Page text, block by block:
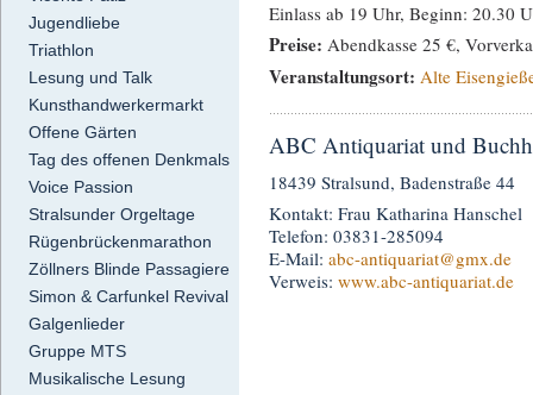
Jugendliebe
Triathlon
Lesung und Talk
Kunsthandwerkermarkt
Offene Gärten
Tag des offenen Denkmals
Voice Passion
Stralsunder Orgeltage
Rügenbrückenmarathon
Zöllners Blinde Passagiere
Simon & Carfunkel Revival
Galgenlieder
Gruppe MTS
Musikalische Lesung
Einlass ab 19 Uhr, Beginn: 20.30
Preise: Abendkasse 25 €,
Veranstaltungsort: Alte
ABC Antiquariat und
18439 Stralsund, Badenstraße 44
Kontakt: Frau Katharina Hanschel
Telefon: 03831-285094
E-Mail: abc-antiquariat@gmx.de
Verweis: www.abc-antiquariat.de